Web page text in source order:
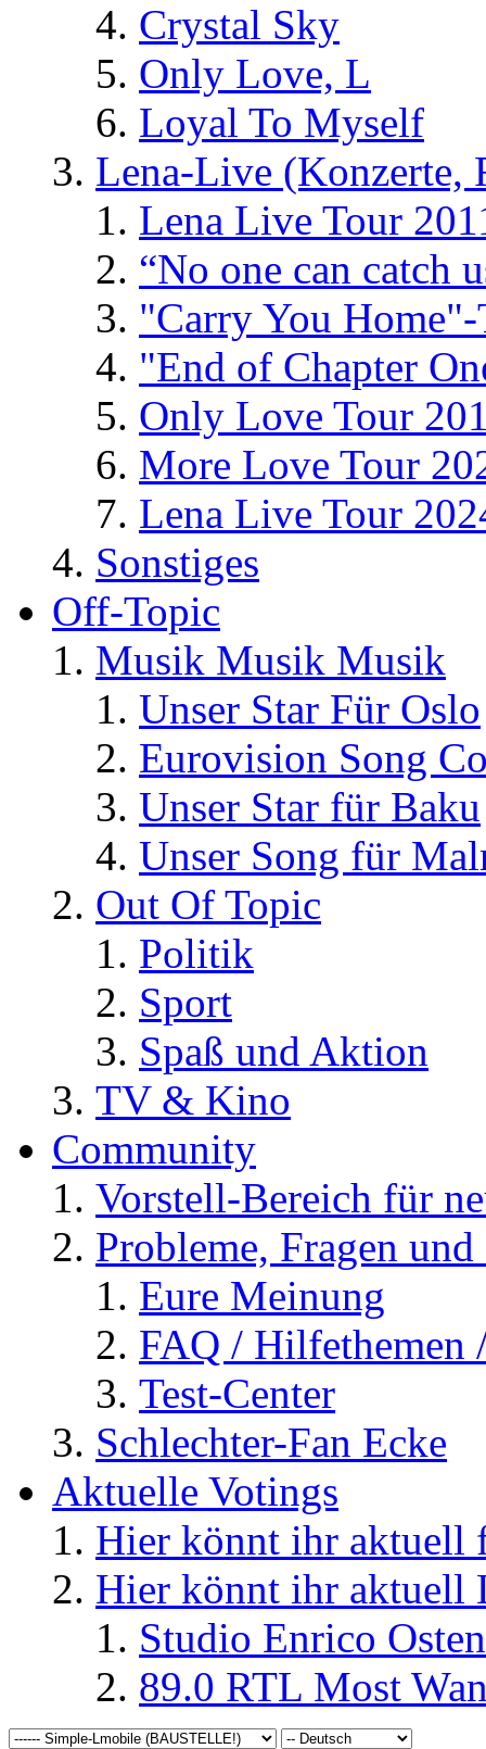
Crystal Sky
Only Love, L
Loyal To Myself
Lena-Live (Konzerte,
Lena Live Tour
“No one can catch
"Carry You
"End of Chapter
Only Love Tour
More Love Tour
Lena Live Tour
Sonstiges
Off-Topic
Musik Musik Musik
Unser Star Für Oslo
Eurovision Song
Unser Star für Baku
Unser Song für
Out Of Topic
Politik
Sport
Spaß und Aktion
TV & Kino
Community
Vorstell-Bereich für
Probleme, Fragen
Eure Meinung
FAQ / Hilfethemen
Test-Center
Schlechter-Fan Ecke
Aktuelle Votings
Hier könnt ihr aktuell
Hier könnt ihr aktuell
Studio Enrico
89.0 RTL Most